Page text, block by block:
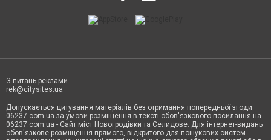
З питань реклами
rek@citysites.ua
Допускається цитування матеріалів без отримання попередньої згоди
06237.com.ua за умови розміщення в тексті обов'язкового посилання на
06237.com.ua - Сайт міст Новогродівки та Селидове. Для інтернет-видань
обов'язкове розміщення прямого, відкритого для пошукових систем